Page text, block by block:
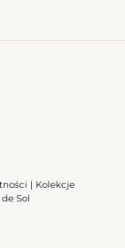
| Kolekcje
Sol